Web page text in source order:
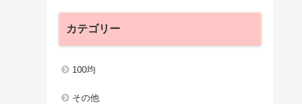
カテゴリー
100均
その他